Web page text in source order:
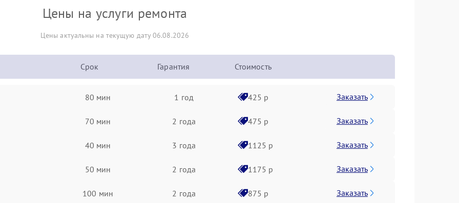
Цены на услуги ремонта
Цены актуальны на текущую дату 06.08.2026
Срок Гарантия Стоимость
80 мин 1 год 425 р Заказать
70 мин 2 года 475 р Заказать
40 мин 3 года 1125 р Заказать
50 мин 2 года 1175 р Заказать
100 мин 2 года 875 р Заказать